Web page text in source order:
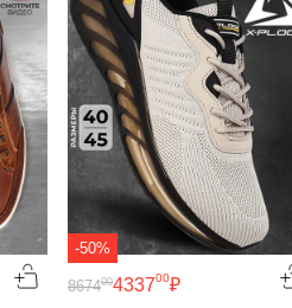
-50%
433700₽
867400